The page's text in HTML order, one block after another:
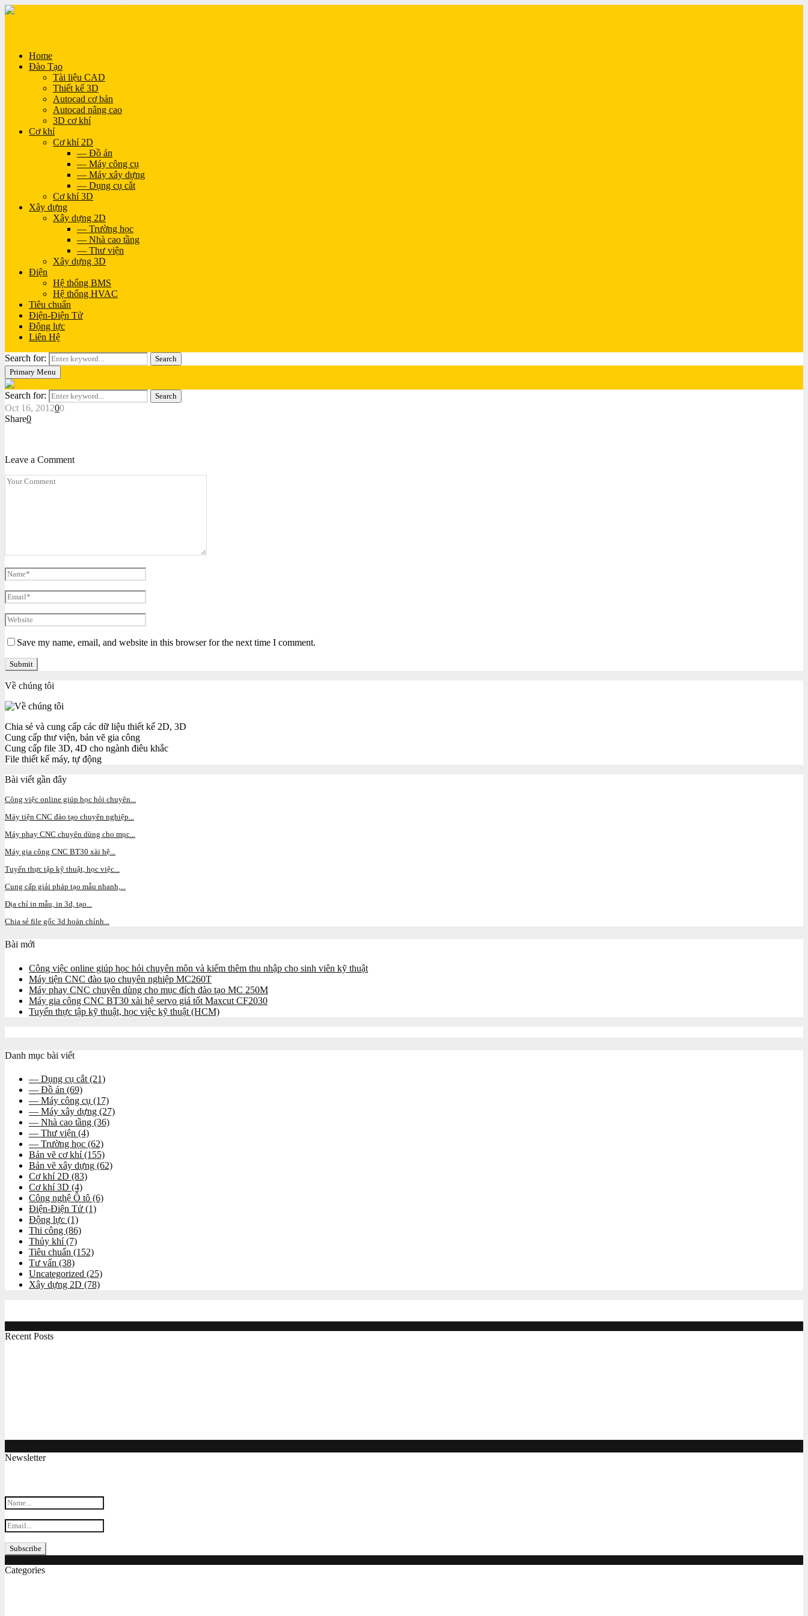
Home
Đào Tạo
Tài liệu CAD
Thiết kế 3D
Autocad cơ bản
Autocad nâng cao
3D cơ khí
Cơ khí
Cơ khí 2D
— Đồ án
— Máy công cụ
— Máy xây dựng
— Dụng cụ cắt
Cơ khí 3D
Xây dựng
Xây dựng 2D
— Trường học
— Nhà cao tầng
— Thư viện
Xây dựng 3D
Điện
Hệ thống BMS
Hệ thống HVAC
Tiêu chuẩn
Điện-Điện Tử
Động lực
Liên Hệ
Search for:
Search
Primary Menu
Search for: Search
Oct 16, 201200
Share0
Leave a Comment
Save my name, email, and website in this browser for the next time I comment.
Về chúng tôi
Chia sẻ và cung cấp các dữ liệu thiết kế 2D, 3D
Cung cấp thư viện, bản vẽ gia công
Cung cấp file 3D, 4D cho ngành điêu khắc
File thiết kế máy, tự động
Bài viết gần đây
Công việc online giúp học hỏi chuyên...
Máy tiện CNC đào tạo chuyên nghiệp...
Máy phay CNC chuyên dùng cho mục...
Máy gia công CNC BT30 xài hệ...
Tuyển thực tập kỹ thuật, học việc...
Cung cấp giải pháp tạo mẫu nhanh,...
Địa chỉ in mẫu, in 3d, tạo...
Chia sẻ file gốc 3d hoàn chỉnh...
Bài mới
Công việc online giúp học hỏi chuyên môn và kiếm thêm thu nhập cho sinh viên kỹ thuật
Máy tiện CNC đào tạo chuyên nghiệp MC260T
Máy phay CNC chuyên dùng cho mục đích đào tạo MC 250M
Máy gia công CNC BT30 xài hệ servo giá tốt Maxcut CF2030
Tuyển thực tập kỹ thuật, học việc kỹ thuật (HCM)
Danh mục bài viết
— Dụng cụ cắt (21)
— Đồ án (69)
— Máy công cụ (17)
— Máy xây dựng (27)
— Nhà cao tầng (36)
— Thư viện (4)
— Trường học (62)
Bản vẽ cơ khí(155)
Bản vẽ xây dựng (62)
Cơ khí 2D (83)
Cơ khí 3D (4)
Công nghệ Ô tô (6)
Điện-Điện Tử (1)
Động lực (1)
Thi công (86)
Thủy khí(7)
Tiêu chuẩn (152)
Tư vấn (38)
Uncategorized (25)
Xây dựng 2D (78)
Recent Posts
Newsletter
Categories